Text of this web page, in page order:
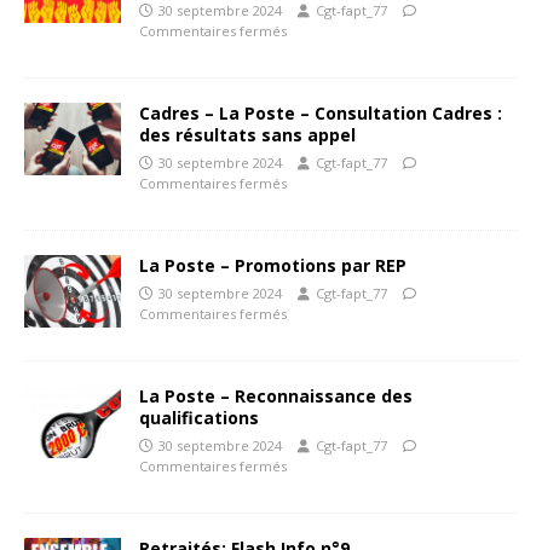
30 septembre 2024
Cgt-fapt_77
Commentaires fermés
Cadres – La Poste – Consultation Cadres :
des résultats sans appel
30 septembre 2024
Cgt-fapt_77
Commentaires fermés
La Poste – Promotions par REP
30 septembre 2024
Cgt-fapt_77
Commentaires fermés
La Poste – Reconnaissance des
qualifications
30 septembre 2024
Cgt-fapt_77
Commentaires fermés